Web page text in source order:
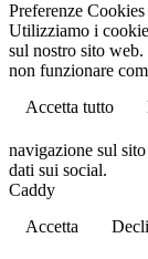
Preferenze
Utilizziamo i
sul nostro sito
non funzionare
Accetta tutto
navigazione sul
dati sui social.
Caddy
Accetta